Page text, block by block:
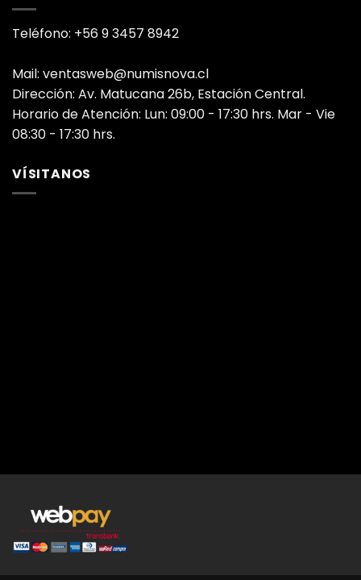
Teléfono: +56 9 3457 8942
Mail: ventasweb@numisnova.cl
Dirección: Av. Matucana 26b, Estación Central.
Horario de Atención: Lun: 09:00 - 17:30 hrs. Mar - Vie
08:30 - 17:30 hrs.
VÍSITANOS